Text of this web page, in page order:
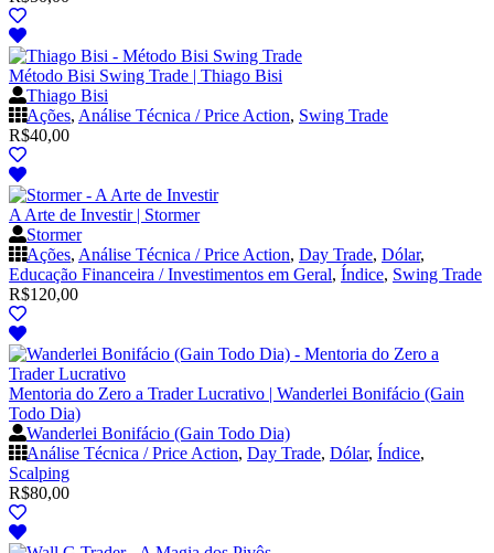
Método Bisi Swing Trade | Thiago Bisi
Thiago Bisi
Ações, Análise Técnica / Price Action, Swing Trade
R$40,00
A Arte de Investir | Stormer
Stormer
Ações, Análise Técnica / Price Action, Day Trade, Dólar,
Educação Financeira / Investimentos em Geral, Índice, Swing Trade
R$120,00
Mentoria do Zero a Trader Lucrativo | Wanderlei Bonifácio (Gain
Todo Dia)
Wanderlei Bonifácio (Gain Todo Dia)
Análise Técnica / Price Action, Day Trade, Dólar, Índice,
Scalping
R$80,00